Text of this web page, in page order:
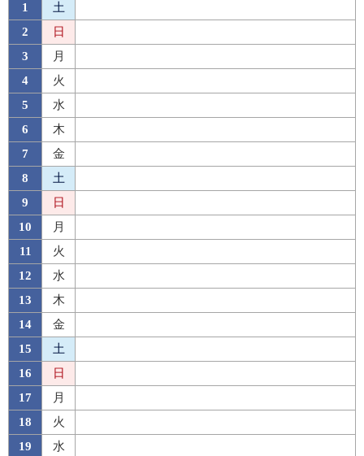
1
土
2
日
3
月
4
火
5
水
6
木
7
金
8
土
9
日
10
月
11
火
12
水
13
木
14
金
15
土
16
日
17
月
18
火
19
水